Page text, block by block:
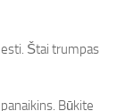
Štai trumpas
Būkite